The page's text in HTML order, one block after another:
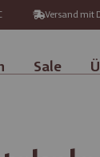
Versand mit
Sale